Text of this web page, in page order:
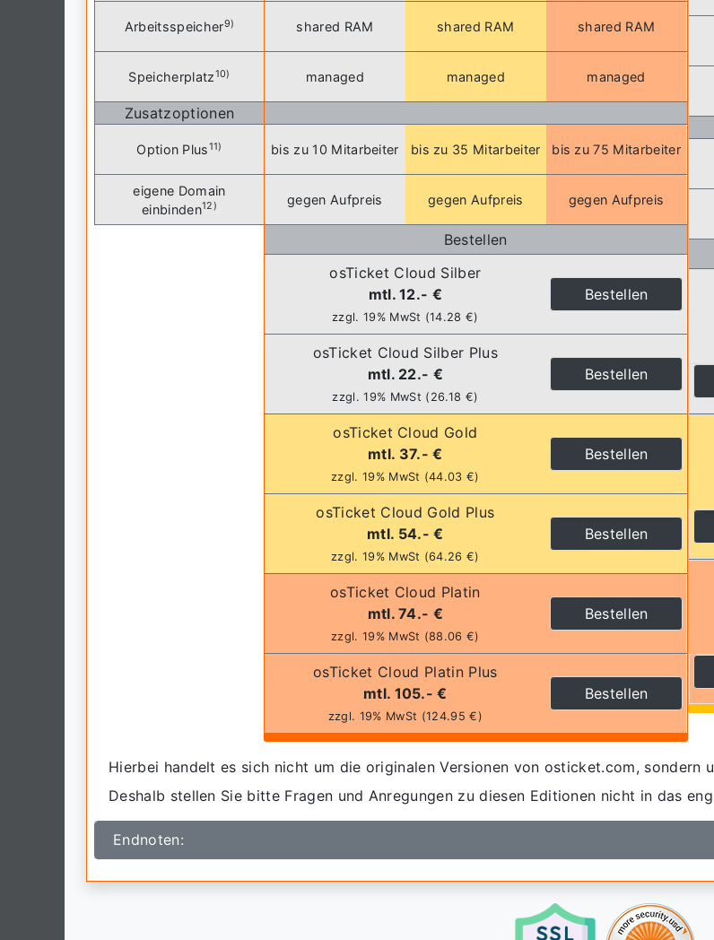
Arbeitsspeicher9)
Speicherplatz10)
Zusatzoptionen
Option Plus11)
eigene Domain
einbinden12)
shared RAM shared RAM shared RAM
managed managed managed
bis zu 10 Mitarbeiter bis zu 35 Mitarbeiter bis zu 75 Mitarbeiter
gegen Aufpreis gegen Aufpreis gegen Aufpreis
Bestellen
osTicket Cloud Silber
mtl. 12.- €
zzgl. 19% MwSt (14.28 €)
Bestellen
osTicket Cloud Silber Plus
mtl. 22.- €
zzgl. 19% MwSt (26.18 €)
Bestellen
osTicket Cloud Gold
mtl. 37.- €
zzgl. 19% MwSt (44.03 €)
Bestellen
osTicket Cloud Gold Plus
mtl. 54.- €
zzgl. 19% MwSt (64.26 €)
Bestellen
osTicket Cloud Platin
mtl. 74.- €
zzgl. 19% MwSt (88.06 €)
Bestellen
osTicket Cloud Platin Plus
mtl. 105.- €
zzgl. 19% MwSt (124.95 €)
Bestellen
Hierbei handelt es sich nicht um die originalen Versionen von osticket.com, sondern
Deshalb stellen Sie bitte Fragen und Anregungen zu diesen Editionen nicht in das
Endnoten: